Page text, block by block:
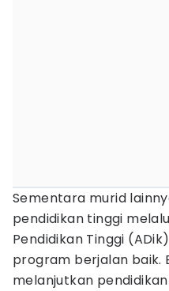
Sementara murid
pendidikan tinggi
Pendidikan Tinggi
program berjalan baik.
melanjutkan